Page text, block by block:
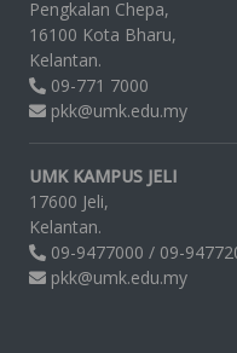
Pengkalan Chepa,
16100 Kota Bharu,
Kelantan.
09-771 7000
pkk@umk.edu.my
UMK KAMPUS JELI
17600 Jeli,
Kelantan.
09-9477000 / 09-
pkk@umk.edu.my